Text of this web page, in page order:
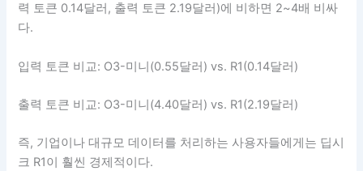
력 토큰 0.14달러, 출력 토큰 2.19달러)에 비하면 2~4배 비싸
다.
입력 토큰 비교: O3-미니(0.55달러) vs. R1(0.14달러)
출력 토큰 비교: O3-미니(4.40달러) vs. R1(2.19달러)
즉, 기업이나 대규모 데이터를 처리하는 사용자들에게는 딥시
크 R1이 훨씬 경제적이다.